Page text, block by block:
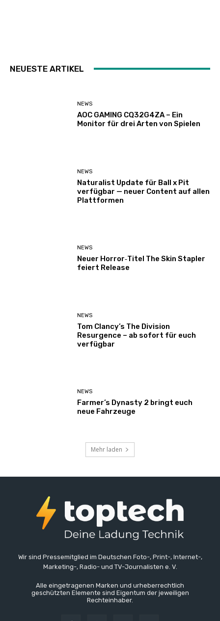
NEUESTE ARTIKEL
NEWS
AOC GAMING CQ32G4ZA – Ein
Monitor für drei Arten von Spielen
NEWS
Naturalist Update für Ball x Pit
verfügbar — neuer Content auf allen
Plattformen
NEWS
Neuer Horror‑Titel The Skin Stapler
feiert Release
NEWS
Tom Clancy’s The Division
Resurgence – ab sofort für euch
verfügbar
NEWS
Farmer’s Dynasty 2 bringt euch
neue Fahrzeuge
Mehr laden
Wir sind Pressemitglied im Deutschen Foto-, Print-, Internet-,
Marketing-, Radio- und TV-Journalisten e. V.
Alle eingetragenen Marken und urheberrechtlich
geschützten Elemente sind Eigentum der jeweiligen
Rechteinhaber.